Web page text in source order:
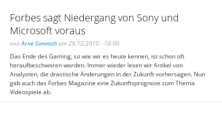
Forbes sagt Niedergang von Sony und
Microsoft voraus
vonArne Simmicham 29.12.2010 - 18:00
Das Ende des Gaming, so wie wir es heute kennen, ist schon oft
heraufbeschworen worden. Immer wieder lesen wir Artikel von
Analysten, die drastische Änderungen in der Zukunft vorhersagen. Nun
gab auch das Forbes Magazine eine Zukunftsprognose zum Thema
Videospiele ab.